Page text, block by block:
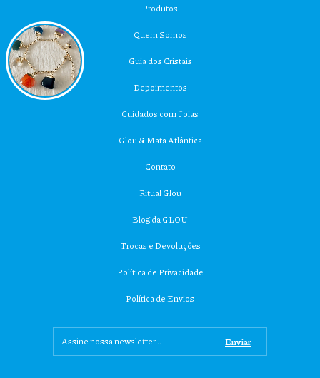
Produtos
Quem Somos
Guia dos Cristais
Depoimentos
Cuidados com Joias
Glou & Mata Atlântica
Contato
Ritual Glou
Blog da GLOU
Trocas e Devoluções
Política de Privacidade
Política de Envios